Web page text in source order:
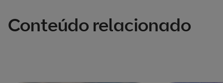
Conteúdo relacionado